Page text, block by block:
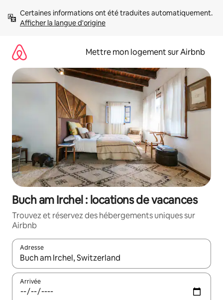
directement
Afficher la langue d'origine
Mettre mon logement sur Airbnb
Buch am Irchel : locations de vacances
Trouvez et réservez des hébergements uniques sur
Airbnb
Adresse
Lorsque les résultats s'affichent, utilisez les flèches vers le
Arrivée